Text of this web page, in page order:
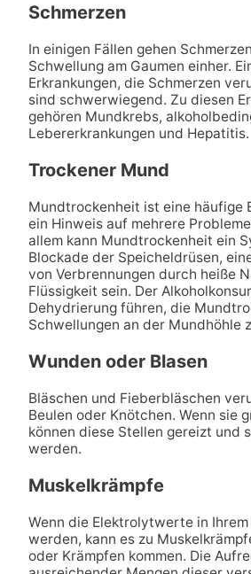
Schmerzen
In einigen Fällen gehen
Schwellung am Gaumen einher.
Erkrankungen, die Schmerzen
sind schwerwiegend. Zu diesen
gehören Mundkrebs,
Lebererkrankungen und Hepatitis.
Trockener Mund
Mundtrockenheit ist eine häufige
ein Hinweis auf mehrere
allem kann Mundtrockenheit ein
Blockade der Speicheldrüsen,
von Verbrennungen durch heiße
Flüssigkeit sein. Der
Dehydrierung führen, die
Schwellungen an der Mundhöhle
Wunden oder Blasen
Bläschen und Fieberbläschen
Beulen oder Knötchen. Wenn sie
können diese Stellen gereizt und
werden.
Muskelkrämpfe
Wenn die Elektrolytwerte in
werden, kann es zu
oder Krämpfen kommen. Die